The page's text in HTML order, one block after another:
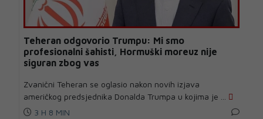
Teheran odgovorio Trumpu: Mi smo
profesionalni šahisti, Hormuški moreuz nije
siguran zbog vas
Zvanični Teheran se oglasio nakon novih izjava
američkog predsjednika Donalda Trumpa u kojima je ...
3 H 8 MIN